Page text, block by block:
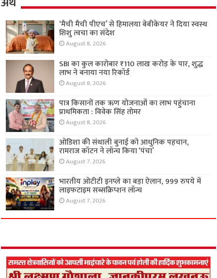
‘मैची मैची पीएच’ से हिमालया बेबीकेयर ने दिया स्वस्थ
शिशु त्वचा का संदेश
August 8, 2026
SBI का कुल कारोबार ₹110 लाख करोड़ के पार, शुद्ध
लाभ ने बनाया नया रिकॉर्ड
August 8, 2026
पात्र किसानों तक ऋण योजनाओं का लाभ पहुंचाना
प्राथमिकता : विवेक सिंह तोमर
August 8, 2026
ओडिशा की संथाली बुनाई को आधुनिक पहचान,
रामराज कॉटन ने लॉन्च किया ‘पंचा’
August 7, 2026
भारतीय ओटीटी इनप्ले का बड़ा ऐलान, 999 रुपये में
लाइफटाइम सब्सक्रिप्शन लॉन्च
August 7, 2026